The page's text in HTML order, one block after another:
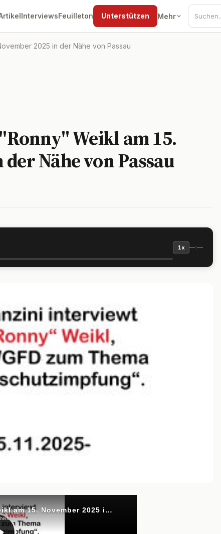
InterviewsFeuilleton Unterstützen Mehr
2025 in der Nähe von Passau
Weikl am 15.
Nähe von Passau
1x —:—